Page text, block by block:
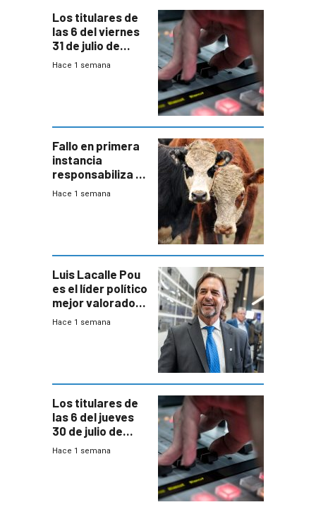
Los titulares de
las 6 del viernes
31 de julio de
2026
Hace 1 semana
Fallo en primera
instancia
responsabiliza al
Estado por falta
Hace 1 semana
Luis Lacalle Pou
es el líder político
mejor valorado
del país, según
Hace 1 semana
Los titulares de
las 6 del jueves
30 de julio de
2026
Hace 1 semana